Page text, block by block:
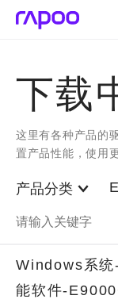
下载
这里有各种产品的
置产品性能，使用
产品分类
Windows系
能软件-